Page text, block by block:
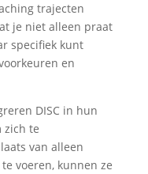
trajecten
je niet alleen praat
specifiek kunt
en
DISC in hun
zich te
van alleen
voeren, kunnen ze